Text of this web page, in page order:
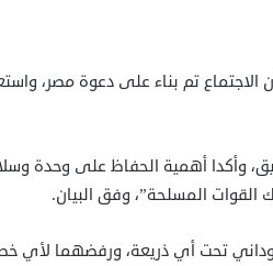
الاجتماع تم بناء على دعوة مصر،
وأكدا أهمية الحفاظ على وحدة
القوات المسلحة”، وفق البيان.
تحت أي ذريعة، ورفضهما لأي